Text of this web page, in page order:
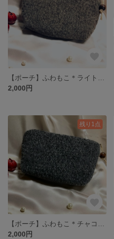
2,000円
残り1点
2,000円